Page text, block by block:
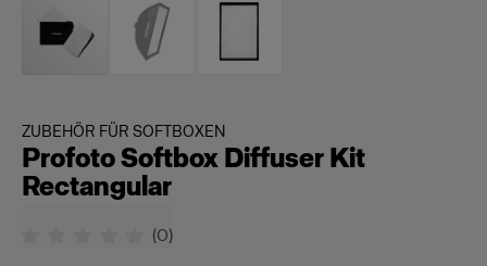
ZUBEHÖR FÜR SOFTBOXEN
Profoto Softbox Diffuser Kit
Rectangular
(0)